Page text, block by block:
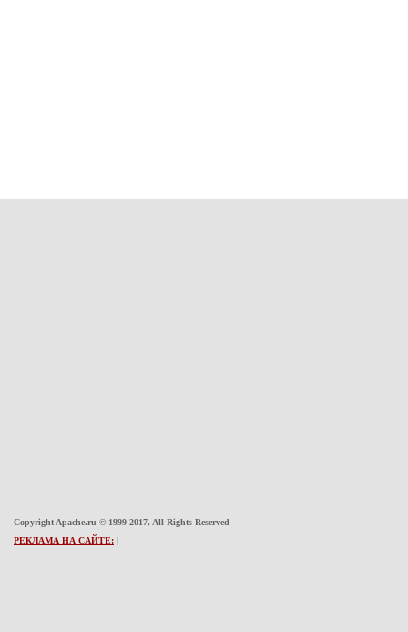
Copyright Apache.ru © 1999-2017, All Rights Reserved
РЕКЛАМА НА САЙТЕ: |